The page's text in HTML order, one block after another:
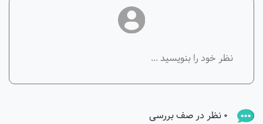
0 نظر در صف بررسی